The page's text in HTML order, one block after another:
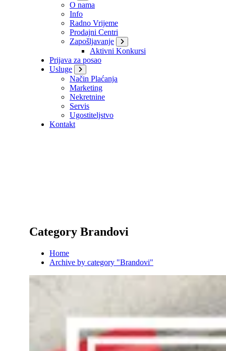
O nama
Info
Radno Vrijeme
Prodajni Centri
Zapošljavanje
Aktivni Konkursi
Prijava za posao
Usluge
Način Plaćanja
Marketing
Nekretnine
Servis
Ugostiteljstvo
Kontakt
Category Brandovi
Home
Archive by category "Brandovi"